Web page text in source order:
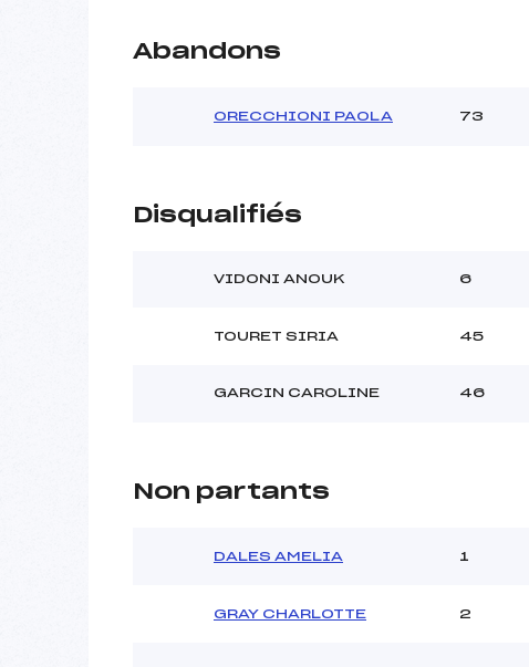
Abandons
ORECCHIONI PAOLA 73
Disqualifiés
VIDONI ANOUK 6
TOURET SIRIA 45
GARCIN CAROLINE 46
Non partants
DALES AMELIA 1
GRAY CHARLOTTE 2